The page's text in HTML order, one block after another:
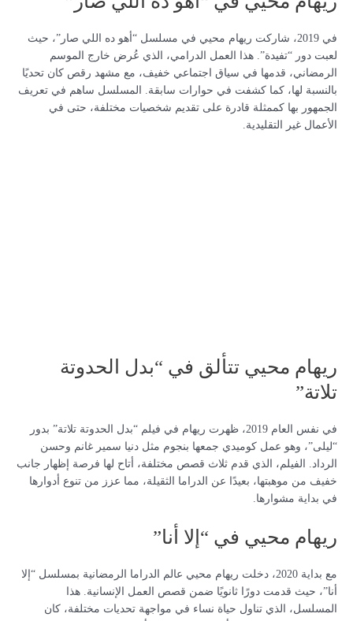
في 2019، شاركت ريهام محيي في مسلسل “أهو ده اللي صار”، حيث
لعبت دور “تفيدة”. هذا العمل الدرامي، الذي عُرض خارج الموسم
الرمضاني، قدمها في سياق اجتماعي خفيف، مع مشهد رقص كان تحديًا
بالنسبة لها، كما كشفت في حوارات سابقة. المسلسل ساهم في تعريف
الجمهور بها كممثلة قادرة على تقديم شخصيات مختلفة، حتى في
الأعمال غير التقليدية.
ريهام محيي تتألق في “بدل الحدوتة
تلاتة”
في نفس العام 2019، ظهرت ريهام في فيلم “بدل الحدوتة تلاتة” بدور
“ليلى”، وهو عمل كوميدي جمعها بنجوم مثل دنيا سمير غانم وحسن
الرداد. الفيلم، الذي قدم ثلاث قصص مختلفة، أتاح لها فرصة إظهار جانب
خفيف من موهبتها، بعيدًا عن الدراما الثقيلة، مما عزز من تنوع أدوارها
في بداية مشوارها.
ريهام محيي في “إلا أنا”
مع بداية 2020، دخلت ريهام محيي عالم الدراما الرمضانية بمسلسل “إلا
أنا”، حيث قدمت دورًا ثانويًا ضمن قصص العمل الإنسانية. هذا
المسلسل، الذي تناول حياة نساء في مواجهة تحديات مختلفة، كان